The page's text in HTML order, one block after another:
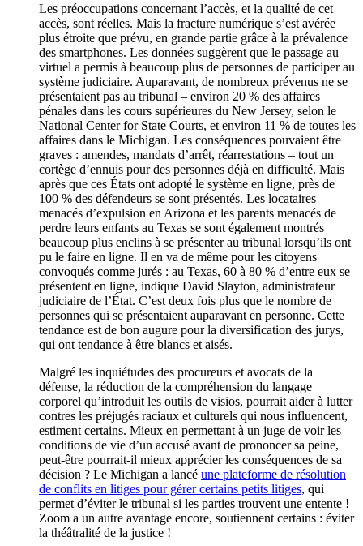
Les préoccupations concernant l’accès, et la qualité de cet
accès, sont réelles. Mais la fracture numérique s’est avérée
plus étroite que prévu, en grande partie grâce à la prévalence
des smartphones. Les données suggèrent que le passage au
virtuel a permis à beaucoup plus de personnes de participer au
système judiciaire. Auparavant, de nombreux prévenus ne se
présentaient pas au tribunal – environ 20 % des affaires
pénales dans les cours supérieures du New Jersey, selon le
National Center for State Courts, et environ 11 % de toutes les
affaires dans le Michigan. Les conséquences pouvaient être
graves : amendes, mandats d’arrêt, réarrestations – tout un
cortège d’ennuis pour des personnes déjà en difficulté. Mais
après que ces États ont adopté le système en ligne, près de
100 % des défendeurs se sont présentés. Les locataires
menacés d’expulsion en Arizona et les parents menacés de
perdre leurs enfants au Texas se sont également montrés
beaucoup plus enclins à se présenter au tribunal lorsqu’ils ont
pu le faire en ligne. Il en va de même pour les citoyens
convoqués comme jurés : au Texas, 60 à 80 % d’entre eux se
présentent en ligne, indique David Slayton, administrateur
judiciaire de l’État. C’est deux fois plus que le nombre de
personnes qui se présentaient auparavant en personne. Cette
tendance est de bon augure pour la diversification des jurys,
qui ont tendance à être blancs et aisés.
Malgré les inquiétudes des procureurs et avocats de la
défense, la réduction de la compréhension du langage
corporel qu’introduit les outils de visios, pourrait aider à lutter
contres les préjugés raciaux et culturels qui nous influencent,
estiment certains. Mieux en permettant à un juge de voir les
conditions de vie d’un accusé avant de prononcer sa peine,
peut-être pourrait-il mieux apprécier les conséquences de sa
décision ? Le Michigan a lancé une plateforme de résolution
de conflits en litiges pour gérer certains petits litiges, qui
permet d’éviter le tribunal si les parties trouvent une entente !
Zoom a un autre avantage encore, soutiennent certains : éviter
la théâtralité de la justice !